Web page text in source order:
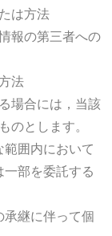
は方法
報の第三者への
法
場合には，当該
のとします。
囲内において
部を委託する
継に伴って個